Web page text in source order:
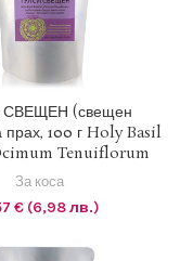
= 1.95583 BGN
В КОЛИЧКАТА
(свещен
прах, 100 г Holy Basil
Tenuiflorum
За коса
€ (6,98 лв.)